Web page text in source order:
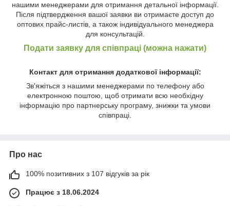
нашими менеджерами для отримання детальної інформації.
Після підтвердження вашої заявки ви отримаєте доступ до
оптових прайс-листів, а також індивідуального менеджера
для консультацій.
Подати заявку для співпраці (можна нажати)
Контакт для отримання додаткової інформації:
Зв'яжіться з нашими менеджерами по телефону або
електронною поштою, щоб отримати всю необхідну
інформацію про партнерську програму, знижки та умови
співпраці.
Про нас
100% позитивних з 107 відгуків за рік
Працює з 18.06.2024